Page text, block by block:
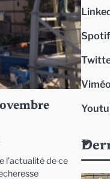
l’actualité de ce
Viméo